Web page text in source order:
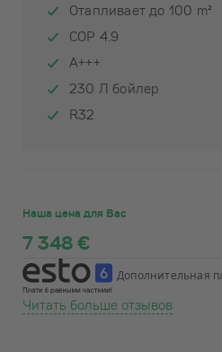
Отапливает до 100 m²
COP 4.9
A+++
230 Л бойлер
R32
Наша цена для Вас
7 348 €
Дополнительная
Читать больше отзывов